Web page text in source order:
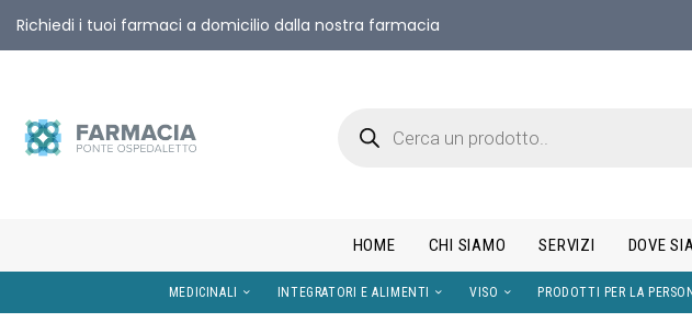
Richiedi i tuoi farmaci a domicilio dalla nostra farmacia
HOME CHI SIAMO SERVIZI DOVE